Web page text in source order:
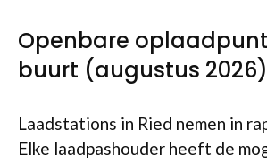
Openbare
buurt (augustus 2026)
Laadstations in Ried nemen in
Elke laadpashouder heeft de